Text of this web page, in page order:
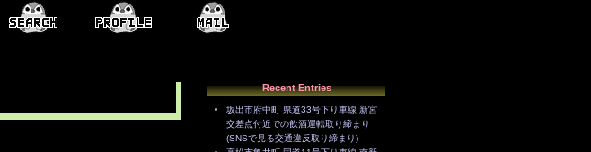
Recent Entries
坂出市府中町 県道33号下り車線 新宮
交差点付近での飲酒運転取り締まり
(SNSで見る交通違反取り締まり)